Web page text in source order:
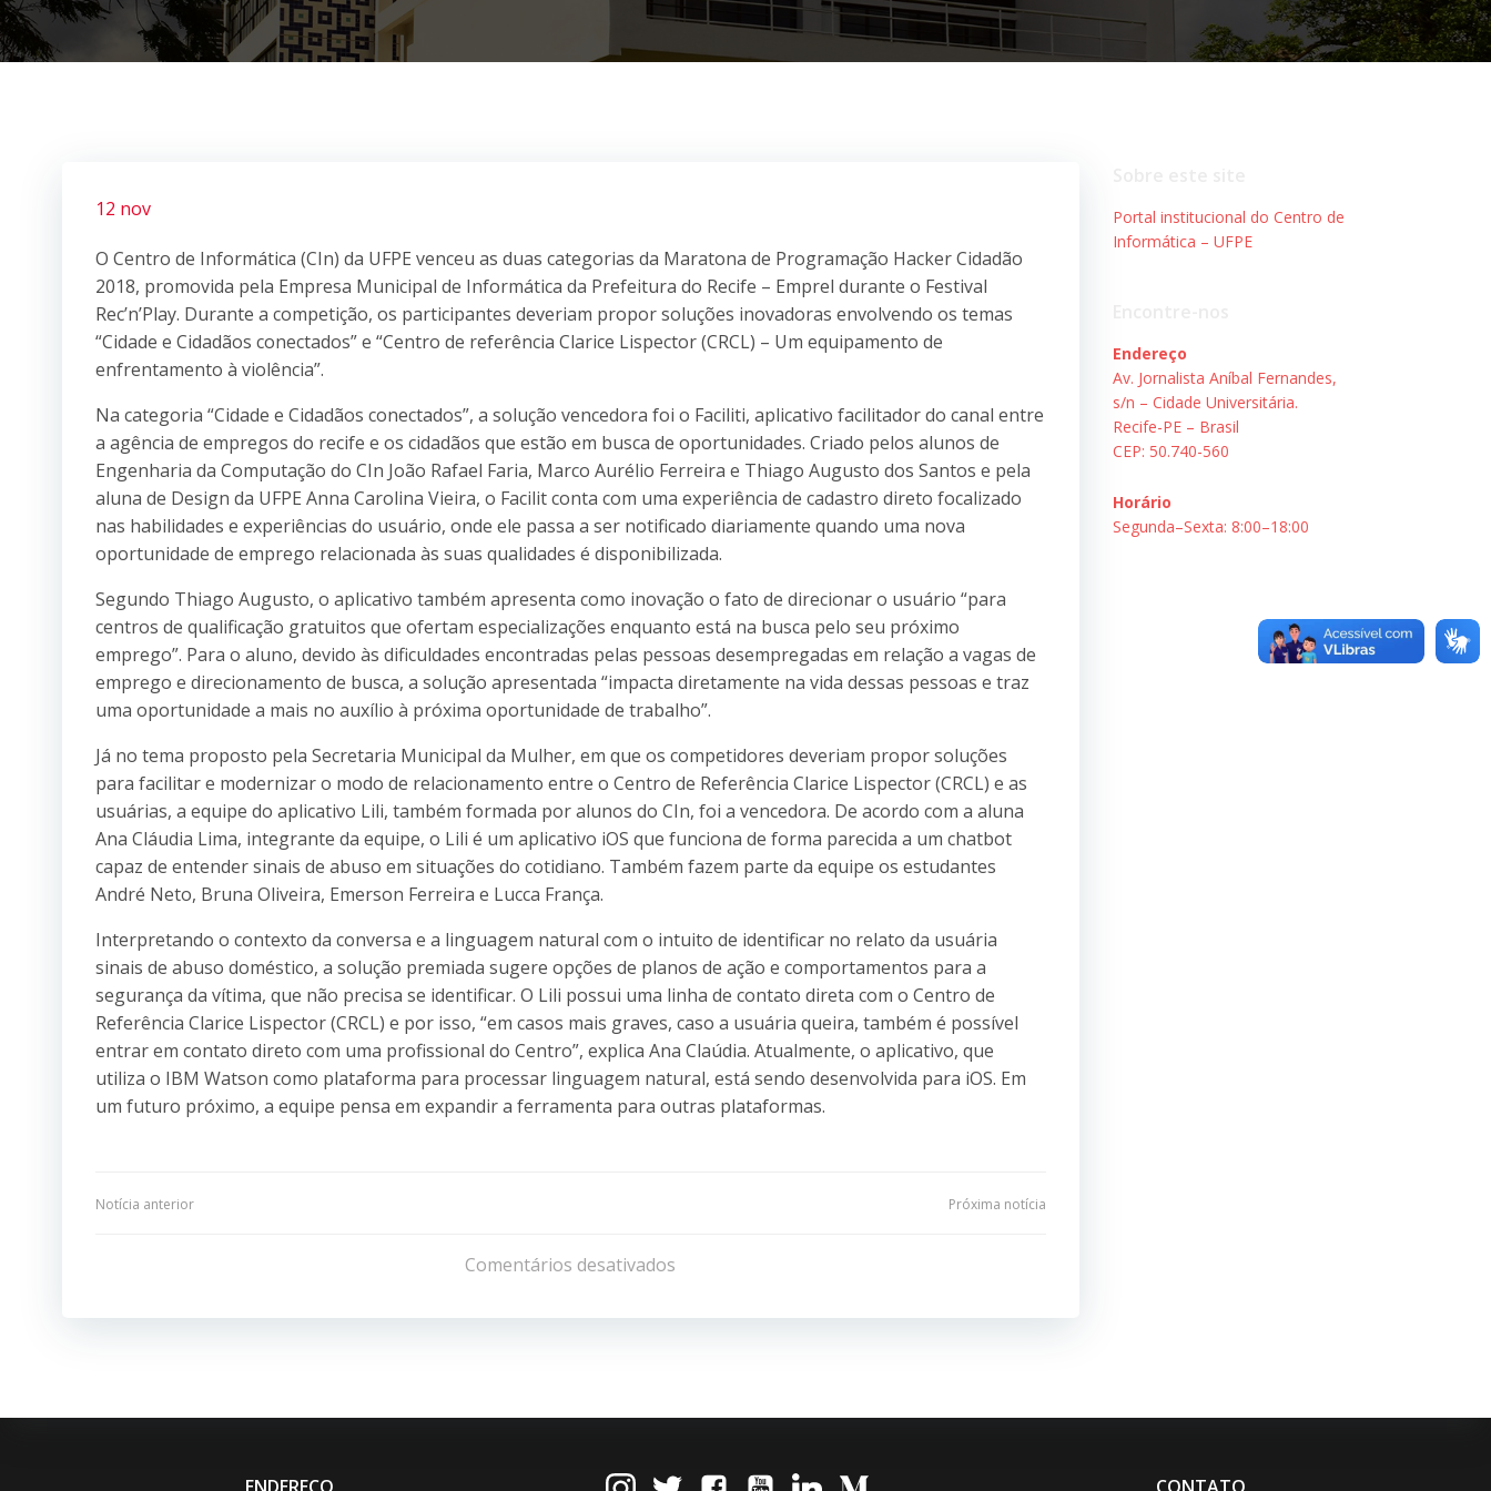
12 nov
O Centro de Informática (CIn) da UFPE venceu as duas categorias da Maratona de Programação Hacker Cidadão
2018, promovida pela Empresa Municipal de Informática da Prefeitura do Recife – Emprel durante o Festival
Rec’n’Play. Durante a competição, os participantes deveriam propor soluções inovadoras envolvendo os temas
“Cidade e Cidadãos conectados” e “Centro de referência Clarice Lispector (CRCL) – Um equipamento de
enfrentamento à violência”.
Na categoria “Cidade e Cidadãos conectados”, a solução vencedora foi o Faciliti, aplicativo facilitador do canal entre
a agência de empregos do recife e os cidadãos que estão em busca de oportunidades. Criado pelos alunos de
Engenharia da Computação do CIn João Rafael Faria, Marco Aurélio Ferreira e Thiago Augusto dos Santos e pela
aluna de Design da UFPE Anna Carolina Vieira, o Facilit conta com uma experiência de cadastro direto focalizado
nas habilidades e experiências do usuário, onde ele passa a ser notificado diariamente quando uma nova
oportunidade de emprego relacionada às suas qualidades é disponibilizada.
Segundo Thiago Augusto, o aplicativo também apresenta como inovação o fato de direcionar o usuário “para
centros de qualificação gratuitos que ofertam especializações enquanto está na busca pelo seu próximo
emprego”. Para o aluno, devido às dificuldades encontradas pelas pessoas desempregadas em relação a vagas de
emprego e direcionamento de busca, a solução apresentada “impacta diretamente na vida dessas pessoas e traz
uma oportunidade a mais no auxílio à próxima oportunidade de trabalho”.
Já no tema proposto pela Secretaria Municipal da Mulher, em que os competidores deveriam propor soluções
para facilitar e modernizar o modo de relacionamento entre o Centro de Referência Clarice Lispector (CRCL) e as
usuárias, a equipe do aplicativo Lili, também formada por alunos do CIn, foi a vencedora. De acordo com a aluna
Ana Cláudia Lima, integrante da equipe, o Lili é um aplicativo iOS que funciona de forma parecida a um chatbot
capaz de entender sinais de abuso em situações do cotidiano. Também fazem parte da equipe os estudantes
André Neto, Bruna Oliveira, Emerson Ferreira e Lucca França.
Interpretando o contexto da conversa e a linguagem natural com o intuito de identificar no relato da usuária
sinais de abuso doméstico, a solução premiada sugere opções de planos de ação e comportamentos para a
segurança da vítima, que não precisa se identificar. O Lili possui uma linha de contato direta com o Centro de
Referência Clarice Lispector (CRCL) e por isso, “em casos mais graves, caso a usuária queira, também é possível
entrar em contato direto com uma profissional do Centro”, explica Ana Claúdia. Atualmente, o aplicativo, que
utiliza o IBM Watson como plataforma para processar linguagem natural, está sendo desenvolvida para iOS. Em
um futuro próximo, a equipe pensa em expandir a ferramenta para outras plataformas.
Navegação
Post
Notícia anterior
de
Post
Próxima notícia
Comentários desativados
Portal institucional do Centro de
Informática – UFPE
Endereço
Av. Jornalista Aníbal Fernandes,
s/n – Cidade Universitária.
Recife-PE – Brasil
CEP: 50.740-560
Horário
Segunda–Sexta: 8:00–18:00